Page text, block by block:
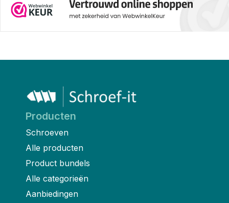
Producten
Schroeven
Alle producten
Product bundels
Alle categorieën
Aanbiedingen